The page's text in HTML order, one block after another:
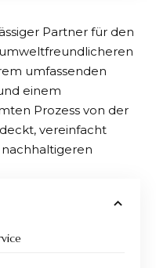
Partner für den
umfassenden
einem
Prozess von der
vereinfacht